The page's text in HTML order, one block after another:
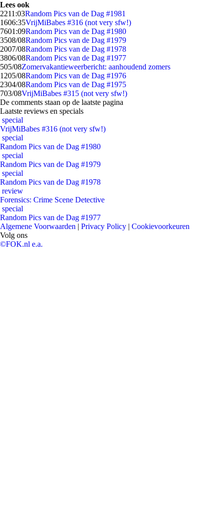
Lees ook
2211:03Random Pics van de Dag #1981
1606:35VrijMiBabes #316 (not very sfw!)
7601:09Random Pics van de Dag #1980
3508/08Random Pics van de Dag #1979
2007/08Random Pics van de Dag #1978
3806/08Random Pics van de Dag #1977
505/08Zomervakantieweerbericht: aanhoudend zomers
1205/08Random Pics van de Dag #1976
2304/08Random Pics van de Dag #1975
703/08VrijMiBabes #315 (not very sfw!)
De comments staan op de laatste pagina
Laatste reviews en specials
special
VrijMiBabes #316 (not very sfw!)
special
Random Pics van de Dag #1980
special
Random Pics van de Dag #1979
special
Random Pics van de Dag #1978
review
Forensics: Crime Scene Detective
special
Random Pics van de Dag #1977
Algemene Voorwaarden | Privacy Policy | Cookievoorkeuren
Volg ons
©FOK.nl e.a.